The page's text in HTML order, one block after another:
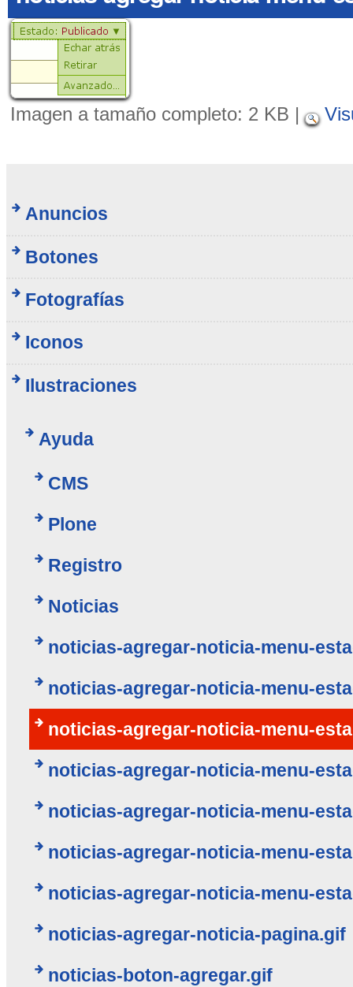
Imagen a tamaño completo: 2 KB |
Anuncios
Botones
Fotografías
Iconos
Ilustraciones
Ayuda
CMS
Plone
Registro
Noticias
noticias-agregar-noticia-menu-
noticias-agregar-noticia-menu-
noticias-agregar-noticia-menu-
noticias-agregar-noticia-menu-
noticias-agregar-noticia-menu-
noticias-agregar-noticia-menu-
noticias-agregar-noticia-menu-
noticias-agregar-noticia-pagina.gif
noticias-boton-agregar.gif